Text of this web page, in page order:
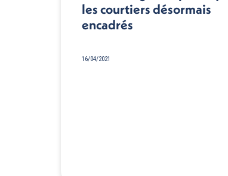
les courtiers désormais
encadrés
16/04/2021